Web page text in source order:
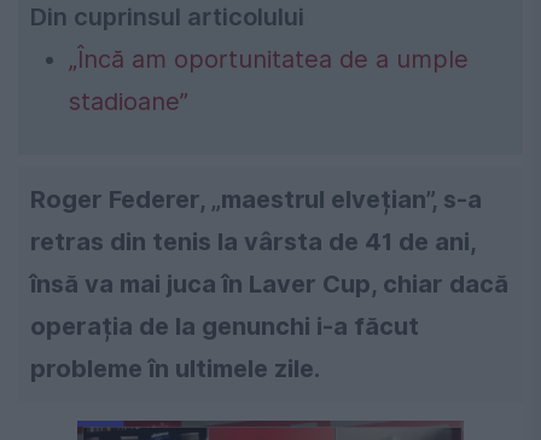
Din cuprinsul articolului
„Încă am oportunitatea de a umple
stadioane”
Roger Federer, „maestrul elvețian”, s-a
retras din tenis la vârsta de 41 de ani,
însă va mai juca în Laver Cup, chiar dacă
operația de la genunchi i-a făcut
probleme în ultimele zile.